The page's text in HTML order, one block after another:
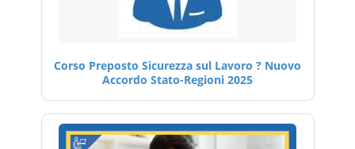
Corso Preposto Sicurezza sul Lavoro ? Nuovo
Accordo Stato-Regioni 2025